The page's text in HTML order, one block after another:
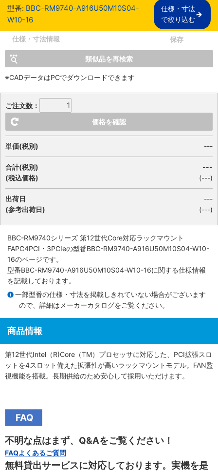
型番: BBC-RM9740-A916U50M10S04-
W10-16
仕様・寸法
で絞り込む
仕様・寸法情報 保存
類似品を再検索
※CADデータはPCでダウンロードできます
ご注文数：
価格を確認
単価(税別) ---
合計(税別)
(税込価格)
---
(---)
出荷日
(参考出荷日)
---
(---)
BBC-RM9740シリーズ 第12世代Core対応ラックマウント
FAPC4PCI・3PCIeの型番BBC-RM9740-A916U50M10S04-W10-
16のページです。
型番BBC-RM9740-A916U50M10S04-W10-16に関する仕様情報
を記載しております。
一部型番の仕様・寸法を掲載しきれていない場合がございます
ので、詳細は メーカーカタログをご覧ください。
商品情報
第12世代Intel（R)Core（TM）プロセッサに対応した、PCI拡張スロ
ットを4スロット備えた拡張性が高いラックマウントモデル。FAN監
視機能を搭載。長期供給のため安心して採用いただけます。
FAQ
不明な点はまず、Q&Aをご覧ください！
FAQよくあるご質問
無料貸出サービスに対応しております。実機を是